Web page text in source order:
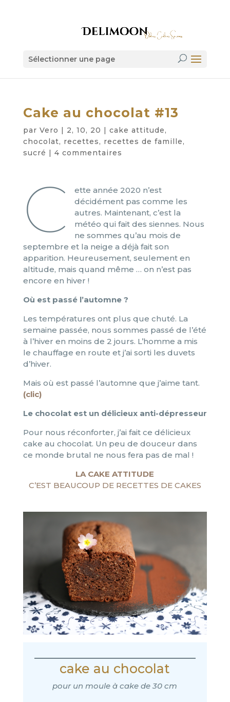
Sélectionner une page
Cake au chocolat #13
par Vero | 2, 10, 20 | cake attitude,
chocolat, recettes, recettes de famille,
sucré | 4 commentaires
C
ette année 2020 n’est
décidément pas comme les
autres. Maintenant, c’est la
météo qui fait des siennes. Nous
ne sommes qu’au mois de
septembre et la neige a déjà fait son
apparition. Heureusement, seulement en
altitude, mais quand même … on n’est pas
encore en hiver !
Où est passé l’automne ?
Les températures ont plus que chuté. La
semaine passée, nous sommes passé de l’été
à l’hiver en moins de 2 jours. L’homme a mis
le chauffage en route et j’ai sorti les duvets
d’hiver.
Mais où est passé l’automne que j’aime tant.
(clic)
Le chocolat est un délicieux anti-dépresseur
Pour nous réconforter, j’ai fait ce délicieux
cake au chocolat. Un peu de douceur dans
ce monde brutal ne nous fera pas de mal !
LA CAKE ATTITUDE
C’EST BEAUCOUP DE RECETTES DE CAKES
cake au chocolat
pour un moule à cake de 30 cm